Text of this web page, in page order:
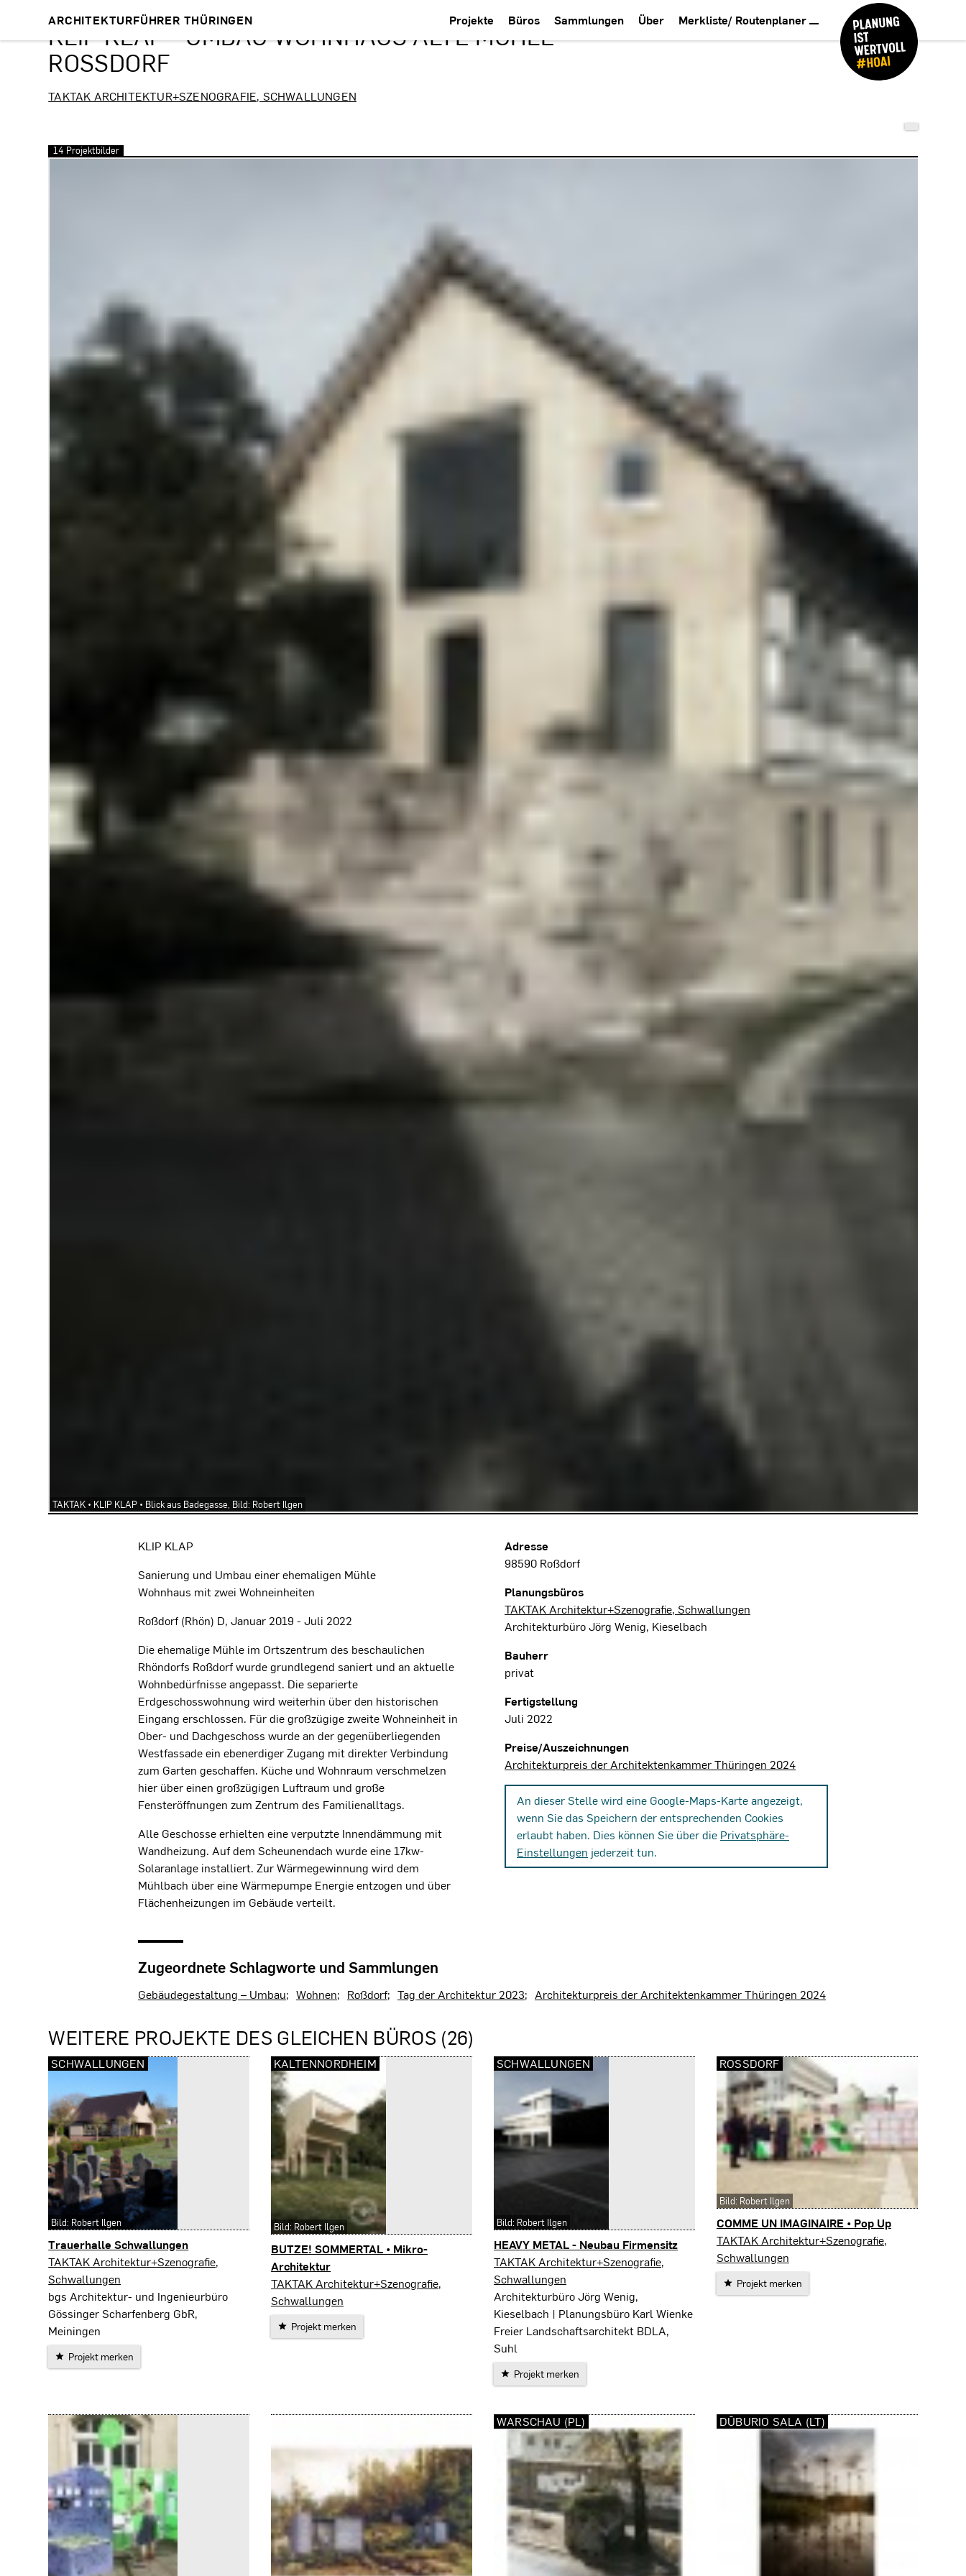
ARCHITEKTURFÜHRER THÜRINGEN Projekte Büros Sammlungen Über Merkliste/ Routenplaner
KLIP KLAP - UMBAU WOHNHAUS ALTE MÜHLE ·
ROSSDORF
TAKTAK ARCHITEKTUR+SZENOGRAFIE, SCHWALLUNGEN
14 Projektbilder
Bilder überspringen
TAKTAK • KLIP KLAP • Blick aus Badegasse, Bild: Robert Ilgen
Projektbeschreibung
KLIP KLAP
Sanierung und Umbau einer ehemaligen Mühle
Wohnhaus mit zwei Wohneinheiten
Roßdorf (Rhön) D, Januar 2019 - Juli 2022
Die ehemalige Mühle im Ortszentrum des beschaulichen
Rhöndorfs Roßdorf wurde grundlegend saniert und an aktuelle
Wohnbedürfnisse angepasst. Die separierte
Erdgeschosswohnung wird weiterhin über den historischen
Eingang erschlossen. Für die großzügige zweite Wohneinheit in
Ober- und Dachgeschoss wurde an der gegenüberliegenden
Westfassade ein ebenerdiger Zugang mit direkter Verbindung
zum Garten geschaffen. Küche und Wohnraum verschmelzen
hier über einen großzügigen Luftraum und große
Fensteröffnungen zum Zentrum des Familienalltags.
Alle Geschosse erhielten eine verputzte Innendämmung mit
Wandheizung. Auf dem Scheunendach wurde eine 17kw-
Solaranlage installiert. Zur Wärmegewinnung wird dem
Mühlbach über eine Wärmepumpe Energie entzogen und über
Flächenheizungen im Gebäude verteilt.
Projektdaten
Adresse
98590 Roßdorf
Planungsbüros
TAKTAK Architektur+Szenografie, Schwallungen
Architekturbüro Jörg Wenig, Kieselbach
Bauherr
privat
Fertigstellung
Juli 2022
Preise/Auszeichnungen
Architekturpreis der Architektenkammer Thüringen 2024
An dieser Stelle wird eine Google-Maps-Karte angezeigt,
wenn Sie das Speichern der entsprechenden Cookies
erlaubt haben. Dies können Sie über die Privatsphäre-
Einstellungen jederzeit tun.
Zugeordnete Schlagworte und Sammlungen
Gebäudegestaltung – Umbau Wohnen Roßdorf Tag der Architektur 2023 Architekturpreis der Architektenkammer Thüringen 2024
WEITERE PROJEKTE DES GLEICHEN BÜROS (26)
Trauerhalle Schwallungen
Schwallungen
TAKTAK Architektur+Szenografie,
Schwallungen
bgs Architektur- und Ingenieurbüro
Gössinger Scharfenberg GbR,
Meiningen
Projekt merken
SCHWALLUNGEN
Bild: Robert Ilgen
BUTZE! SOMMERTAL • Mikro-
Architektur
Kaltennordheim
TAKTAK Architektur+Szenografie,
Schwallungen
Projekt merken
KALTENNORDHEIM
Bild: Robert Ilgen
HEAVY METAL - Neubau Firmensitz
Schwallungen
TAKTAK Architektur+Szenografie,
Schwallungen
Architekturbüro Jörg Wenig,
Kieselbach | Planungsbüro Karl Wienke
Freier Landschaftsarchitekt BDLA,
Suhl
Projekt merken
SCHWALLUNGEN
Bild: Robert Ilgen
COMME UN IMAGINAIRE • Pop Up
Roßdorf
TAKTAK Architektur+Szenografie,
Schwallungen
Projekt merken
ROSSDORF
Bild: Robert Ilgen
WARSCHAU (PL) DŪBURIO SALA (LT)